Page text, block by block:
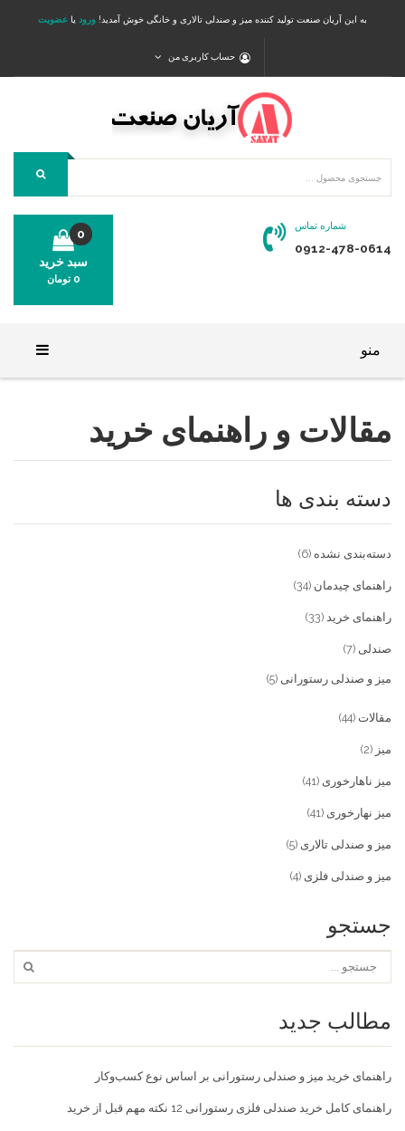
به این آریان صنعت تولید کننده میز و صندلی تالاری و خانگی خوش آمدید! ورود یا عضویت
حساب کاربری من
شماره تماس
0912-478-0614
سبد خرید
0
0 تومان
منو
فروشگاه
میز و صندلی خانگی
تماس با ما
خدمات
تماس با ما
سوالات متداول
پیش پرداخت
مقالات و راهنمای خرید
دسته بندی ها
دسته‌بندی نشده (6)
راهنمای چیدمان (34)
راهنمای خرید (33)
صندلی (7)
میز و صندلی رستورانی (5)
مقالات (44)
میز (2)
میز ناهارخوری (41)
میز نهارخوری (41)
میز و صندلی تالاری (5)
میز و صندلی فلزی (4)
جستجو
مطالب جدید
راهنمای خرید میز و صندلی رستورانی بر اساس نوع کسب‌و‌کار
راهنمای کامل خرید صندلی فلزی رستورانی 12 نکته مهم قبل از خرید